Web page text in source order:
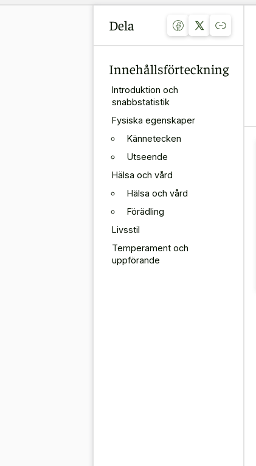
Dela
Innehållsförteckning
Introduktion och
snabbstatistik
Fysiska egenskaper
Kännetecken
Utseende
Hälsa och vård
Hälsa och vård
Förädling
Livsstil
Temperament och
uppförande